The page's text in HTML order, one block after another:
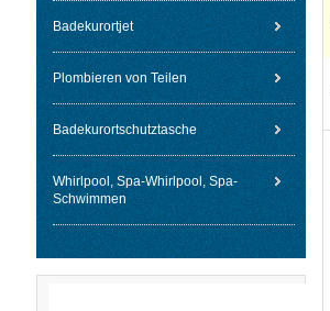
Badekurortjet
Plombieren von Teilen
Badekurortschutztasche
Whirlpool, Spa-Whirlpool, Spa-
Schwimmen